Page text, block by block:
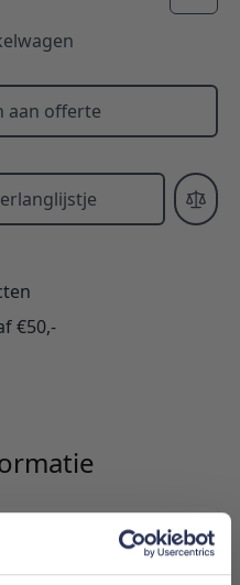
aan offerte
€50,-